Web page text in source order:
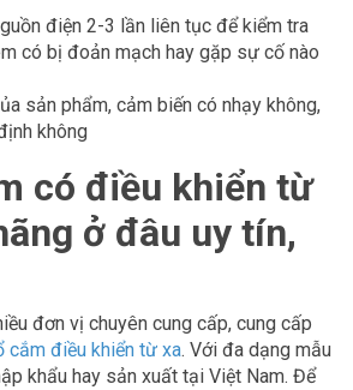
điện 2-3 lần liên tục để kiểm tra
có bị đoản mạch hay gặp sự cố nào
sản phẩm, cảm biến có nhạy không,
không
có điều khiển từ
ở đâu uy tín,
đơn vị chuyên cung cấp, cung cấp
cắm điều khiển từ xa. Với đa dạng mẫu
khẩu hay sản xuất tại Việt Nam. Để